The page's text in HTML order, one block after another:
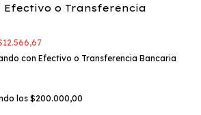
Efectivo o Transferencia
con Efectivo o Transferencia Bancaria
los $200.000,00